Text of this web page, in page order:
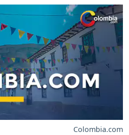
Colombia.com